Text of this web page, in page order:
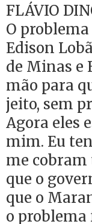
FLÁVIO
O
Edison
de Minas e
mão para
jeito, sem
Agora eles
mim. Eu
me cobram
que o
que o
o problema